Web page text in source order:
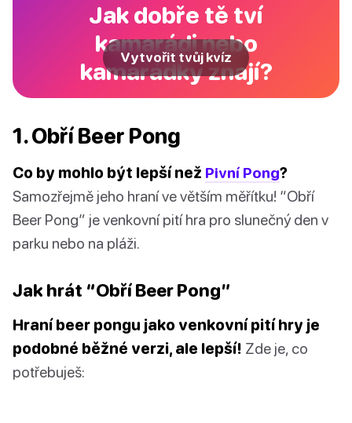
Jak dobře tě tví
kamarádi nebo
kamarádky znají?
Vytvořit tvůj kvíz
1. Obří Beer Pong
Co by mohlo být lepší než Pivní Pong?
Samozřejmě jeho hraní ve větším měřítku! “Obří
Beer Pong” je venkovní pití hra pro slunečný den v
parku nebo na pláži.
Jak hrát “Obří Beer Pong”
Hraní beer pongu jako venkovní pití hry je
podobné běžné verzi, ale lepší! Zde je, co
potřebuješ: